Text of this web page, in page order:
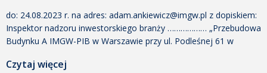
do: 24.08.2023 r. na adres: adam.ankiewicz@imgw.pl z dopiskiem:
Inspektor nadzoru inwestorskiego branży ……………… „Przebudowa
Budynku A IMGW-PIB w Warszawie przy ul. Podleśnej 61 w
przeciwpożarowych” Załączniki: _wzor_ogloszenie o prace
Czytaj więcej